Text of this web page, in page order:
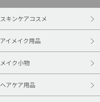
スキンケアコスメ
アイメイク用品
メイク小物
ヘアケア用品